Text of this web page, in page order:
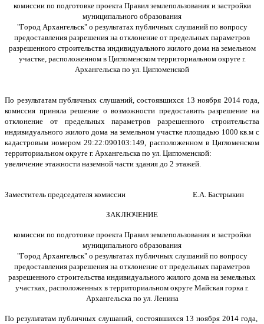
комиссии по подготовке проекта Правил землепользования и застройки
муниципального образования
"Город Архангельск" о результатах публичных слушаний по вопросу
предоставления разрешения на отклонение от предельных параметров
разрешенного строительства индивидуального жилого дома на земельном
участке, расположенном в Цигломенском территориальном округе г.
Архангельска по ул. Цигломенской
По результатам публичных слушаний, состоявшихся 13 ноября 2014 года,
комиссия приняла решение о возможности предоставить разрешение на
отклонение от предельных параметров разрешенного строительства
индивидуального жилого дома на земельном участке площадью 1000 кв.м с
кадастровым номером 29:22:090103:149, расположенном в Цигломенском
территориальном округе г. Архангельска по ул. Цигломенской:
увеличение этажности наземной части здания до 2 этажей.
Заместитель председателя комиссии Е.А. Бастрыкин
ЗАКЛЮЧЕНИЕ
комиссии по подготовке проекта Правил землепользования и застройки
муниципального образования
"Город Архангельск" о результатах публичных слушаний по вопросу
предоставления разрешения на отклонение от предельных параметров
разрешенного строительства индивидуального жилого дома на земельных
участках, расположенных в территориальном округе Майская горка г.
Архангельска по ул. Ленина
По результатам публичных слушаний, состоявшихся 13 ноября 2014 года,